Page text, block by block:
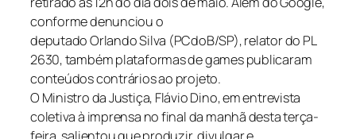
conforme denunciou o
deputado Orlando Silva (PCdoB/SP), relator do PL
2630, também plataformas de games publicaram
conteúdos contrários ao projeto.
O Ministro da Justiça, Flávio Dino, em entrevista
coletiva à imprensa no final da manhã desta terça-